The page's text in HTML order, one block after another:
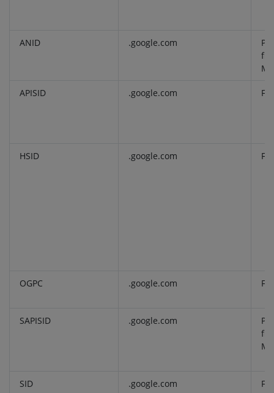
ANID .google.com
APISID .google.com
HSID .google.com
OGPC .google.com
SAPISID .google.com
SID .google.com